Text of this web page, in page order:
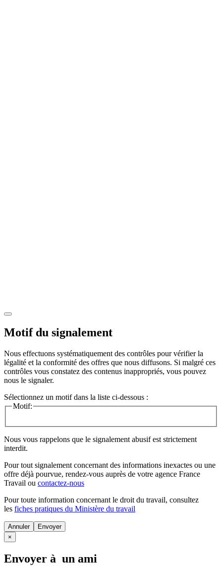
Motif du signalement
Nous effectuons systématiquement des contrôles pour vérifier la
légalité et la conformité des offres que nous diffusons. Si malgré ces
contrôles vous constatez des contenus inappropriés, vous pouvez
nous le signaler.
Sélectionnez un motif dans la liste ci-dessous :
Motif:
Nous vous rappelons que le signalement abusif est strictement
interdit.
Pour tout signalement concernant des informations inexactes ou une
offre déjà pourvue, rendez-vous auprès de votre agence France
Travail ou contactez-nous
Pour toute information concernant le droit du travail, consultez
les fiches pratiques du Ministère du travail
Annuler
×
Envoyer à un ami